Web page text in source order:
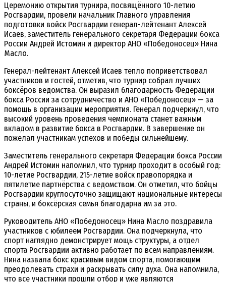
Церемонию открытия турнира, посвящённого 10-летию
Росгвардии, провели начальник Главного управления
подготовки войск Росгвардии генерал-лейтенант Алексей
Исаев, заместитель генерального секретаря Федерации бокса
России Андрей Истомин и директор АНО «Победоносец» Нина
Масло.
Генерал-лейтенант Алексей Исаев тепло поприветствовал
участников и гостей, отметив, что турнир собрал лучших
боксёров ведомства. Он выразил благодарность Федерации
бокса России за сотрудничество и АНО «Победоносец» — за
помощь в организации мероприятия. Генерал подчеркнул, что
высокий уровень проведения чемпионата станет важным
вкладом в развитие бокса в Росгвардии. В завершение он
пожелал участникам успехов и победы сильнейшему.
Заместитель генерального секретаря Федерации бокса России
Андрей Истомин напомнил, что турнир проходит в особый год:
10-летие Росгвардии, 215-летие войск правопорядка и
пятилетие партнёрства с ведомством. Он отметил, что бойцы
Росгвардии круглосуточно защищают национальные интересы
страны, и боксёрская семья благодарна им за это.
Руководитель АНО «Победоносец» Нина Масло поздравила
участников с юбилеем Росгвардии. Она подчеркнула, что
спорт наглядно демонстрирует мощь структуры, а отдел
спорта Росгвардии активно работает по всем направлениям.
Нина назвала бокс красивым видом спорта, помогающим
преодолевать страхи и раскрывать силу духа. Она напомнила,
что все участники прошли отбор и уже являются